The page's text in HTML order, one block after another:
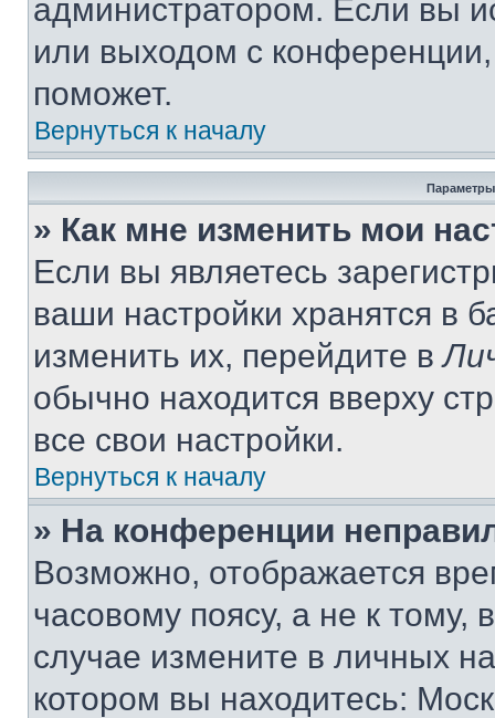
администратором. Если вы
или выходом с
поможет.
Вернуться к началу
Параметры
» Как мне изменить мои
Если вы являетесь
ваши настройки хранятся в
изменить их, перейдите в
обычно находится вверху
все свои настройки.
Вернуться к началу
» На конференции
Возможно, отображается
часовому поясу, а не к тому,
случае измените в личных
котором вы находитесь: